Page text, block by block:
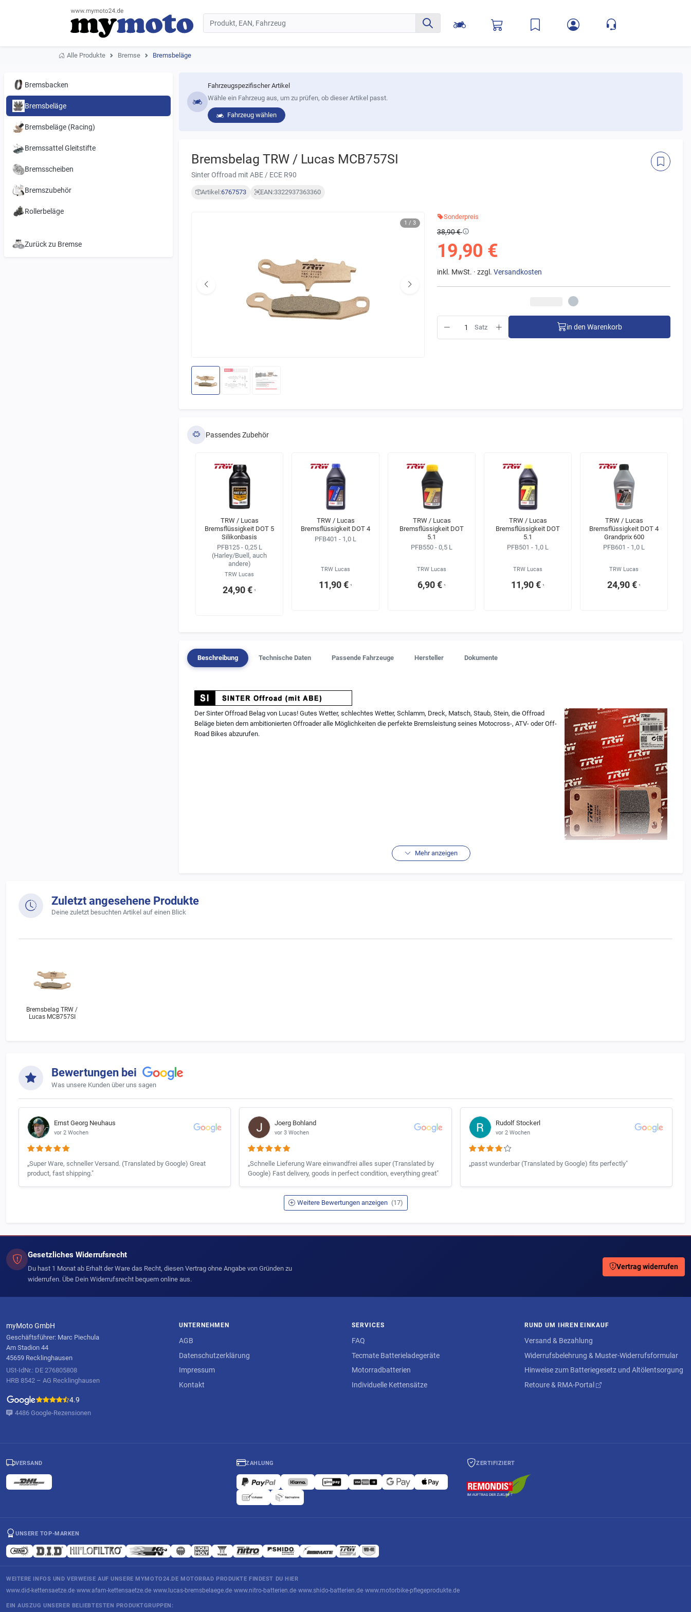
Alle Produkte Bremse Bremsbeläge
Bremsbacken
Bremsbeläge
Bremsbeläge (Racing)
Bremssattel Gleitstifte
Bremsscheiben
Bremszubehör
Rollerbeläge
Zurück zu Bremse
Fahrzeugspezifischer Artikel
Wähle ein Fahrzeug aus, um zu prüfen, ob dieser Artikel passt.
Fahrzeug wählen
Bremsbelag TRW / Lucas MCB757SI
Sinter Offroad mit ABE / ECE R90
Artikel:6767573 EAN:3322937363360
1 / 3
Sonderpreis
38,90 €
19,90 €
inkl. MwSt. · zzgl. Versandkosten
Satz in den Warenkorb
Passendes Zubehör
TRW / Lucas
Bremsflüssigkeit DOT 5
Silikonbasis
PFB125 - 0,25 L
(Harley/Buell, auch
andere)
TRW Lucas
24,90 € ¹
TRW / Lucas
Bremsflüssigkeit DOT 4
PFB401 - 1,0 L
TRW Lucas
11,90 € ¹
TRW / Lucas
Bremsflüssigkeit DOT
5.1
PFB550 - 0,5 L
TRW Lucas
6,90 € ¹
TRW / Lucas
Bremsflüssigkeit DOT
5.1
PFB501 - 1,0 L
TRW Lucas
11,90 € ¹
TRW / Lucas
Bremsflüssigkeit DOT 4
Grandprix 600
PFB601 - 1,0 L
TRW Lucas
24,90 € ¹
Beschreibung Technische Daten Passende Fahrzeuge Hersteller Dokumente
Der Sinter Offroad Belag von Lucas! Gutes Wetter, schlechtes Wetter, Schlamm, Dreck, Matsch, Staub, Stein, die Offroad
Beläge bieten dem ambitionierten Offroader alle Möglichkeiten die perfekte Bremsleistung seines Motocross-, ATV- oder Off-
Road Bikes abzurufen.
-
Mehr anzeigen
Zuletzt angesehene Produkte
Deine zuletzt besuchten Artikel auf einen Blick
Bremsbelag TRW /
Lucas MCB757SI
Bewertungen bei
Was unsere Kunden über uns sagen
Ernst Georg Neuhaus
vor 2 Wochen
„Super Ware, schneller Versand. (Translated by Google) Great
product, fast shipping."
Joerg Bohland
vor 3 Wochen
„Schnelle Lieferung Ware einwandfrei alles super (Translated by
Google) Fast delivery, goods in perfect condition, everything great"
Rudolf Stockerl
vor 2 Wochen
„passt wunderbar (Translated by Google) fits perfectly"
Weitere Bewertungen anzeigen (17)
Gesetzliches Widerrufsrecht
Du hast 1 Monat ab Erhalt der Ware das Recht, diesen Vertrag ohne Angabe von Gründen zu
widerrufen. Übe Dein Widerrufsrecht bequem online aus.
Vertrag widerrufen
myMoto GmbH
Geschäftsführer: Marc Piechula
Am Stadion 44
45659 Recklinghausen
USt-IdNr.: DE 276805808
HRB 8542 – AG Recklinghausen
4.9
4486 Google-Rezensionen
UNTERNEHMEN
AGB
Datenschutzerklärung
Impressum
Kontakt
SERVICES
FAQ
Tecmate Batterieladegeräte
Motorradbatterien
Individuelle Kettensätze
RUND UM IHREN EINKAUF
Versand & Bezahlung
Widerrufsbelehrung & Muster-Widerrufsformular
Hinweise zum Batteriegesetz und Altölentsorgung
Retoure & RMA-Portal
VERSAND ZAHLUNG ZERTIFIZIERT
UNSERE TOP-MARKEN
WEITERE INFOS UND VERWEISE AUF UNSERE MYMOTO24.DE MOTORRAD PRODUKTE FINDEST DU HIER
www.did-kettensaetze.de·www.afam-kettensaetze.de·www.lucas-bremsbelaege.de·www.nitro-batterien.de·www.shido-batterien.de·www.motorbike-pflegeprodukte.de
EIN AUSZUG UNSERER BELIEBTESTEN PRODUKTGRUPPEN: